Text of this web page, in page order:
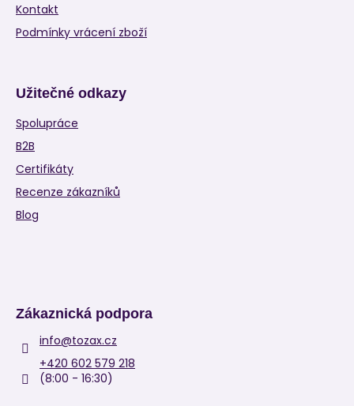
Kontakt
Podmínky vrácení zboží
Užitečné odkazy
Spolupráce
B2B
Certifikáty
Recenze zákazníků
Blog
Zákaznická podpora
info@tozax.cz
+420 602 579 218
(8:00 - 16:30)